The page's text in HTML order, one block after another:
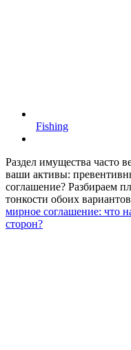
Fishing
Раздел имущества часто
ваши активы:
соглашение? Разбираем
тонкости обоих
мирное соглашение: что
сторон?